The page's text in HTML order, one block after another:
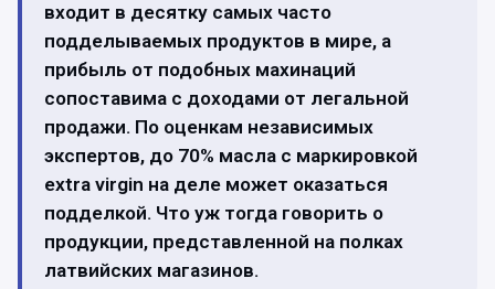
входит в десятку самых часто
подделываемых продуктов в мире, а
прибыль от подобных махинаций
сопоставима с доходами от легальной
продажи. По оценкам независимых
экспертов, до 70% масла с маркировкой
extra virgin на деле может оказаться
подделкой. Что уж тогда говорить о
продукции, представленной на полках
латвийских магазинов.